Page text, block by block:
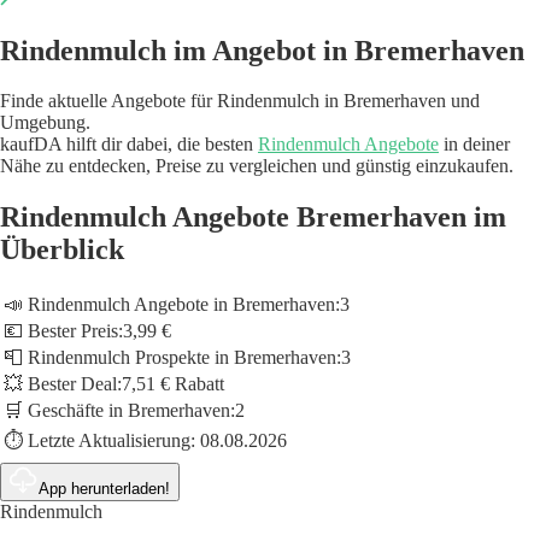
Rindenmulch im Angebot in Bremerhaven
Finde aktuelle Angebote für Rindenmulch in Bremerhaven und
Umgebung.
kaufDA hilft dir dabei, die besten Rindenmulch Angebote in deiner
Nähe zu entdecken, Preise zu vergleichen und günstig einzukaufen.
Rindenmulch Angebote Bremerhaven im
Überblick
📣 Rindenmulch Angebote in Bremerhaven:3
💶 Bester Preis:3,99 €
📮 Rindenmulch Prospekte in Bremerhaven:3
💥 Bester Deal:7,51 € Rabatt
🛒 Geschäfte in Bremerhaven:2
⏱️ Letzte Aktualisierung: 08.08.2026
App herunterladen!
Rindenmulch